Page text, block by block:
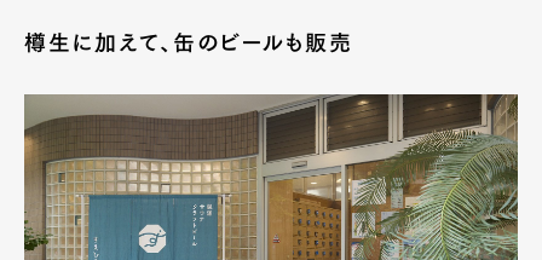
樽生に加えて、缶のビールも販売